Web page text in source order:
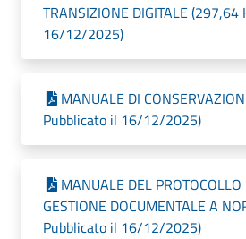
TRANSIZIONE DIGITALE
16/12/2025)
MANUALE DI
Pubblicato il 16/12/2025)
MANUALE DEL
GESTIONE DOCUMENTALE A
Pubblicato il 16/12/2025)